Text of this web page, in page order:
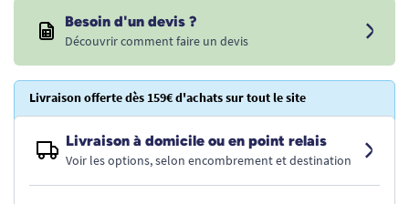
Besoin d'un devis ?
Découvrir comment faire un devis
Livraison offerte dès 159€ d'achats sur tout le site
Livraison à domicile ou en point relais
Voir les options, selon encombrement et destination